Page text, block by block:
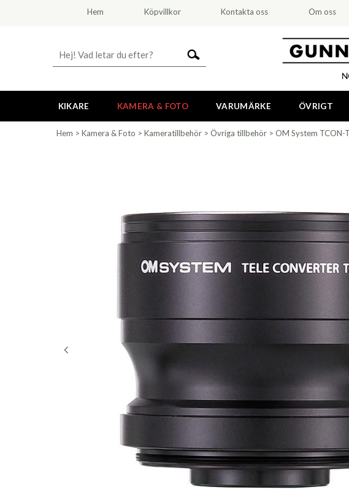
Hem Köpvillkor Kontakta oss Om oss
KIKARE KAMERA & FOTO VARUMÄRKE ÖVRIGT
Hem > Kamera & Foto > Kameratillbehör > Övriga tillbehör > OM System